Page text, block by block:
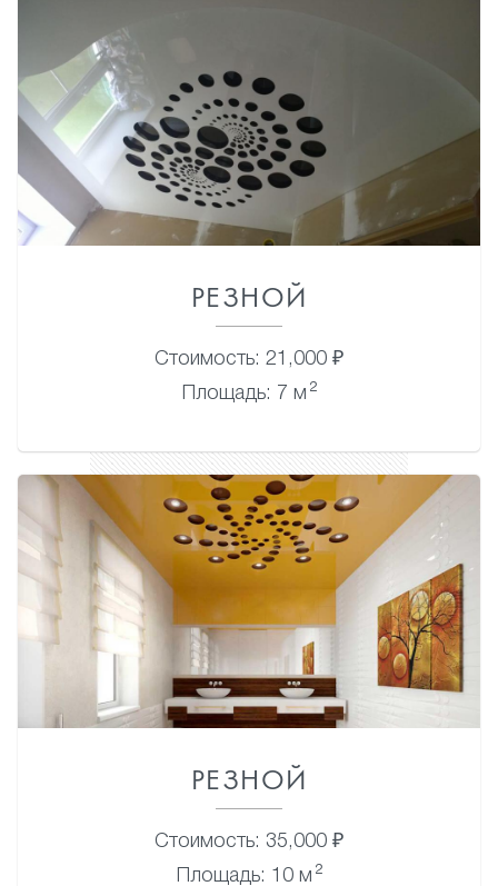
РЕЗНОЙ
Стоимость: 21,000 ₽
Площадь: 7 м 2
РЕЗНОЙ
Стоимость: 35,000 ₽
Площадь: 10 м 2